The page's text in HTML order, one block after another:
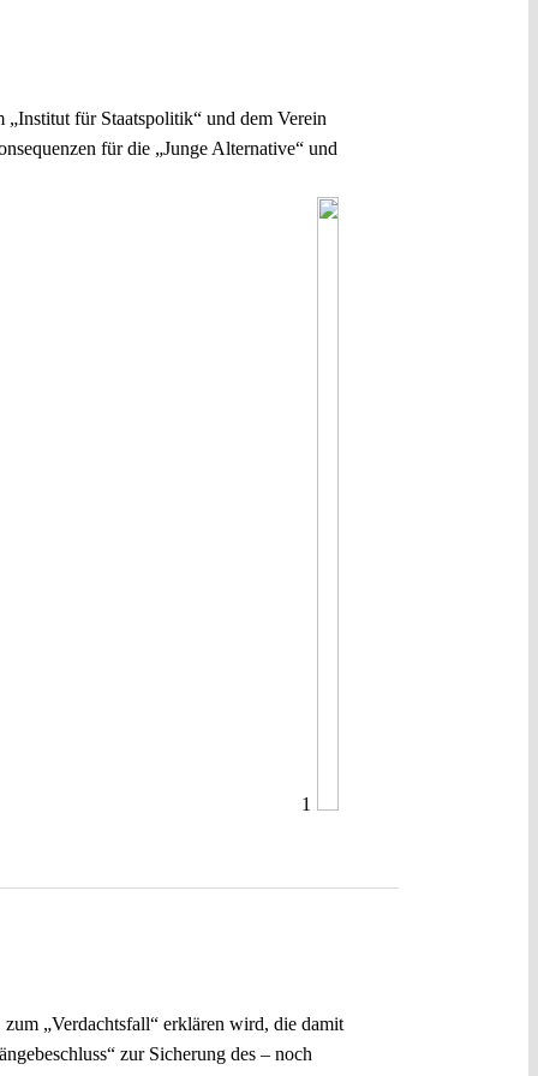
für Staatspolitik“ und dem Verein
für die „Junge Alternative“ und
1
„Verdachtsfall“ erklären wird, die damit
zur Sicherung des – noch